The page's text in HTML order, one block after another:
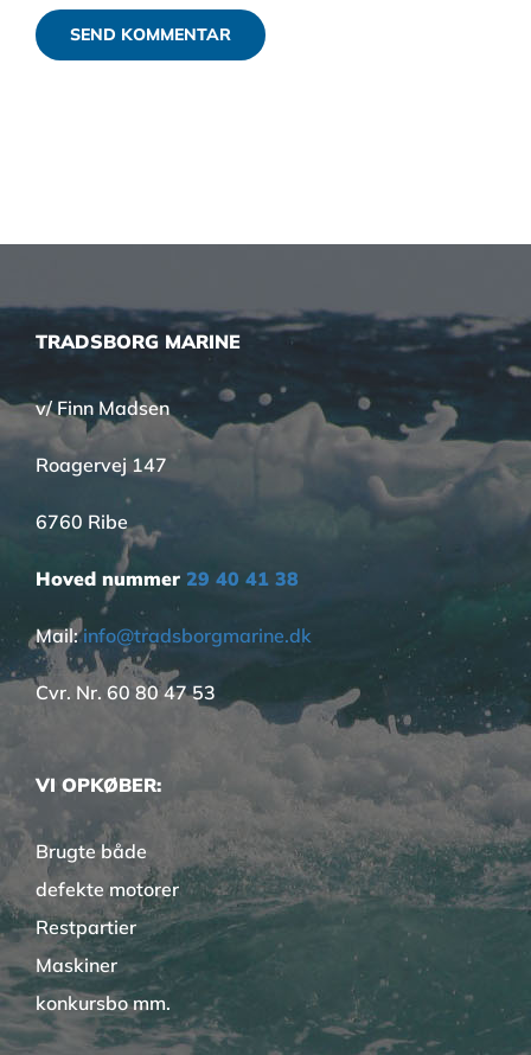
TRADSBORG MARINE
v/ Finn Madsen
Roagervej 147
6760 Ribe
Hoved nummer 29 40 41 38
Mail:info@tradsborgmarine.dk
Cvr. Nr. 60 80 47 53
VI OPKØBER:
Brugte både
defekte motorer
Restpartier
Maskiner
konkursbo mm.